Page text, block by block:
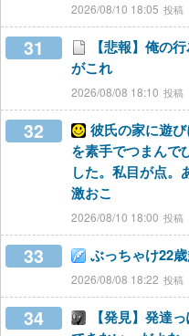
2026/08/10 18:05
31
【悲報】俺の
がこれ
2026/08/08 18:10
32
彼氏の家に遊
を素手でつまんで
した。私目が点。
激おこ
2026/08/10 18:00
33 ぶっちゃけ22
2026/08/08 18:22
34
【発見】発達